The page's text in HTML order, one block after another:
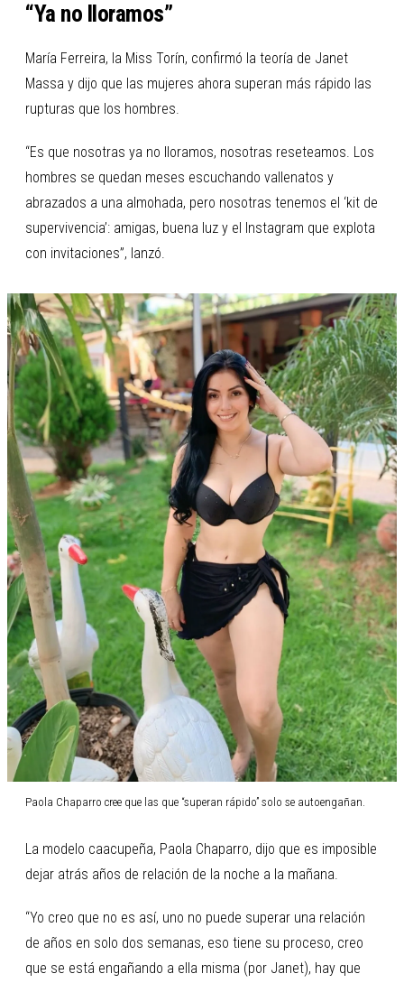
“Ya no lloramos”
María Ferreira, la Miss Torín, confirmó la teoría de Janet
Massa y dijo que las mujeres ahora superan más rápido las
rupturas que los hombres.
“Es que nosotras ya no lloramos, nosotras reseteamos. Los
hombres se quedan meses escuchando vallenatos y
abrazados a una almohada, pero nosotras tenemos el ‘kit de
supervivencia’: amigas, buena luz y el Instagram que explota
con invitaciones”, lanzó.
Paola Chaparro cree que las que “superan rápido” solo se autoengañan.
La modelo caacupeña, Paola Chaparro, dijo que es imposible
dejar atrás años de relación de la noche a la mañana.
“Yo creo que no es así, uno no puede superar una relación
de años en solo dos semanas, eso tiene su proceso, creo
que se está engañando a ella misma (por Janet), hay que